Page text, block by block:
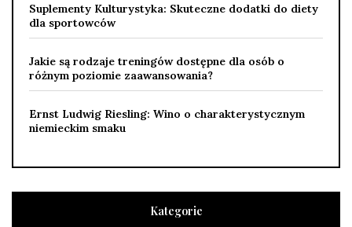
Suplementy Kulturystyka: Skuteczne dodatki do diety
dla sportowców
Jakie są rodzaje treningów dostępne dla osób o
różnym poziomie zaawansowania?
Ernst Ludwig Riesling: Wino o charakterystycznym
niemieckim smaku
Kategorie